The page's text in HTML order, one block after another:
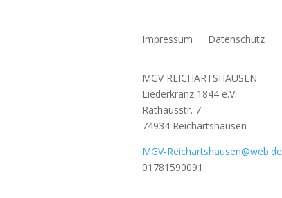
Impressum Datenschutz
MGV REICHARTSHAUSEN
Liederkranz 1844 e.V.
Rathausstr. 7
74934 Reichartshausen
MGV-Reichartshausen@web.de
01781590091